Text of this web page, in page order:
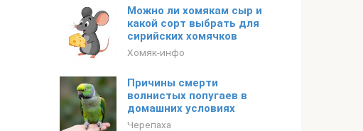
Можно ли хомякам сыр и
какой сорт выбрать для
сирийских хомячков
Хомяк-инфо
Причины смерти
волнистых попугаев в
домашних условиях
Черепаха